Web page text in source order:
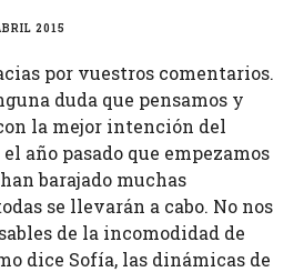
2015
por vuestros comentarios.
duda que pensamos y
la mejor intención del
año pasado que empezamos
barajado muchas
se llevarán a cabo. No nos
de la incomodidad de
dice Sofía, las dinámicas de